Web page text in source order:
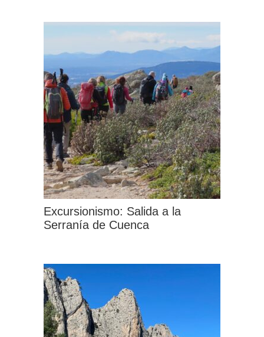
producto
variantes.
Las
opciones
se
pueden
elegir
en
la
página
Excursionismo: Salida a la
Serranía de Cuenca
producto
tiene
múltiples
variantes.